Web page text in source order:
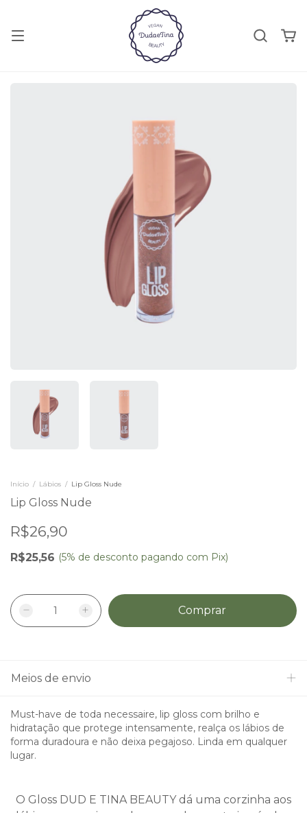
Início / Lábios / Lip Gloss Nude
Lip Gloss Nude
R$26,90
R$25,56 (5% de desconto pagando com Pix)
Meios de envio
Must-have de toda necessaire, lip gloss com brilho e
hidratação que protege intensamente, realça os lábios de
forma duradoura e não deixa pegajoso. Linda em qualquer
lugar.
O Gloss DUD E TINA BEAUTY dá uma corzinha aos